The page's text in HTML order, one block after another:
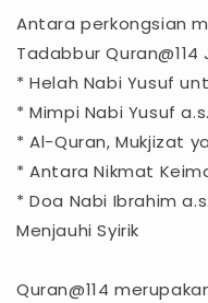
Antara perkongsian
Tadabbur Quran@114
* Helah Nabi Yusuf
* Mimpi Nabi Yusuf
* Al-Quran, Mukjizat
* Antara Nikmat
* Doa Nabi Ibrahim
Menjauhi Syirik
Quran@114